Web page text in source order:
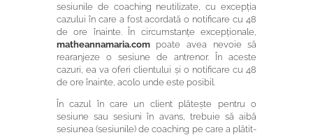
sesiunile de coaching neutilizate, cu excepția
cazului în care a fost acordată o notificare cu 48
de ore înainte. În circumstanțe excepționale,
matheannamaria.compoate avea nevoie să
rearanjeze o sesiune de antrenor. În aceste
cazuri, ea va oferi clientului și o notificare cu 48
de ore înainte, acolo unde este posibil.
În cazul în care un client plătește pentru o
sesiune sau sesiuni în avans, trebuie să aibă
sesiunea (sesiunile) de coaching pe care a plătit-